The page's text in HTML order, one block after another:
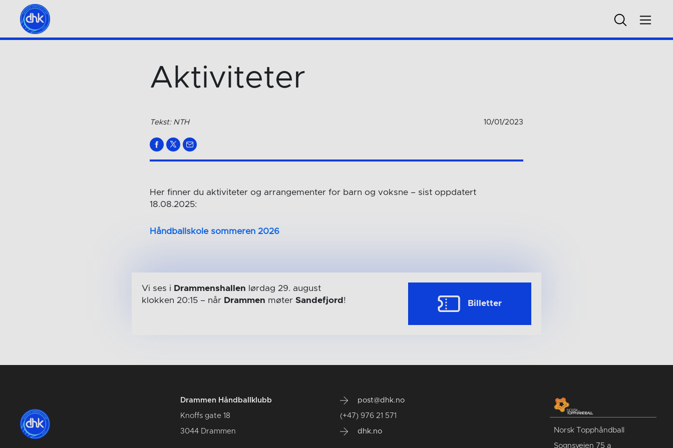
Aktiviteter
Tekst: NTH 10/01/2023
Her finner du aktiviteter og arrangementer for barn og voksne – sist oppdatert
18.08.2025:
Håndballskole sommeren 2026
Vi ses i Drammenshallen lørdag 29. august
klokken 20:15– når Drammen møter Sandefjord ! Billetter
Drammen Håndballklubb
Knoffs gate 18
3044 Drammen
post@dhk.no
(+47) 976 21 571
dhk.no Norsk Topphåndball
Sognsveien 75 a